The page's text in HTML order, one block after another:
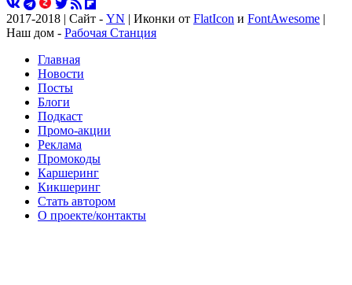
2017-2018 | Сайт - YN | Иконки от FlatIcon и FontAwesome |
Наш дом - Рабочая Станция
Главная
Новости
Посты
Блоги
Подкаст
Промо-акции
Реклама
Промокоды
Каршеринг
Кикшеринг
Стать автором
О проекте/контакты